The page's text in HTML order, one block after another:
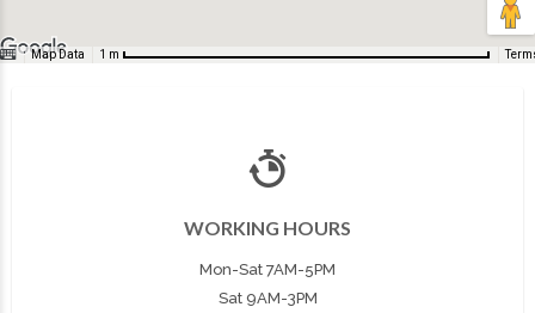
Map Data 1 m
WORKING HOURS
Mon-Sat 7AM-5PM
Sat 9AM-3PM